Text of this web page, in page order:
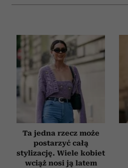
Ta jedna rzecz może
postarzyć całą
stylizację. Wiele kobiet
wciąż nosi ją latem